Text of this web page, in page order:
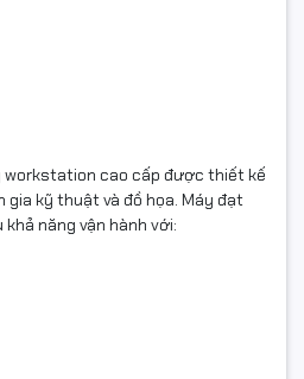
workstation cao cấp được thiết kế
kỹ thuật và đồ họa. Máy đạt
năng vận hành với: